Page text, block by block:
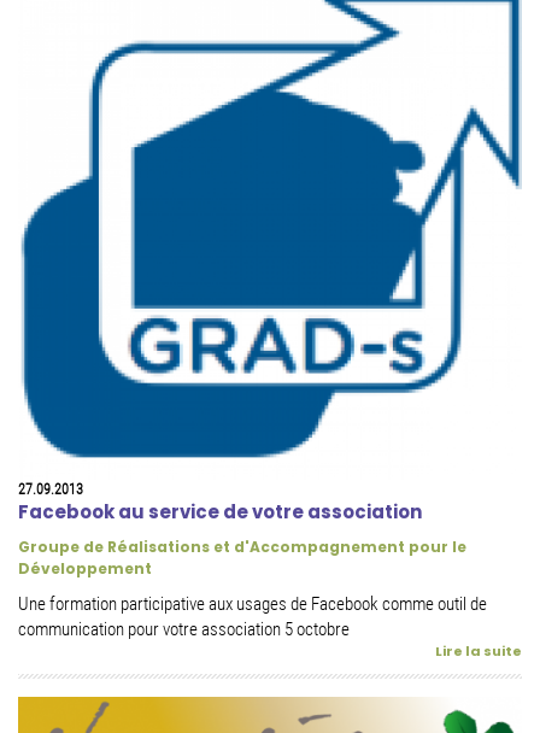
27.09.2013
Facebook au service de votre association
Groupe de Réalisations et d'Accompagnement pour le
Développement
Une formation participative aux usages de Facebook comme outil de
communication pour votre association 5 octobre
Lire la suite